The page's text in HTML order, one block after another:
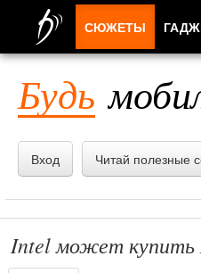
Будь
Вход Читай полезные
Intel может купить
СЮЖЕТЫ
ПРИЛОЖЕНИЯ